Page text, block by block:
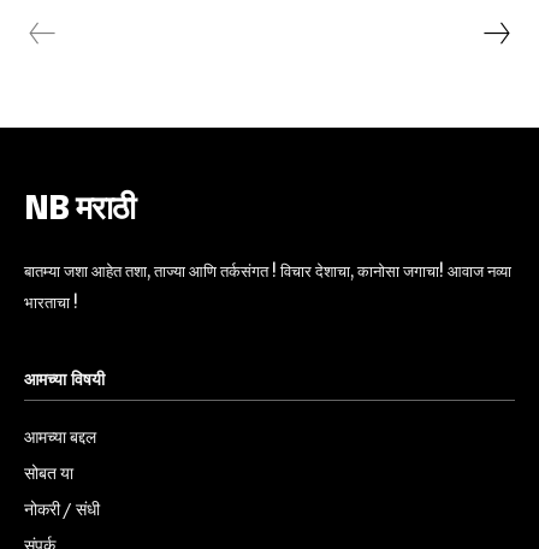
NB मराठी
बातम्या जशा आहेत तशा, ताज्या आणि तर्कसंगत ! विचार देशाचा, कानोसा जगाचा! आवाज नव्या
भारताचा !
आमच्या विषयी
आमच्या बद्दल
सोबत या
नोकरी / संधी